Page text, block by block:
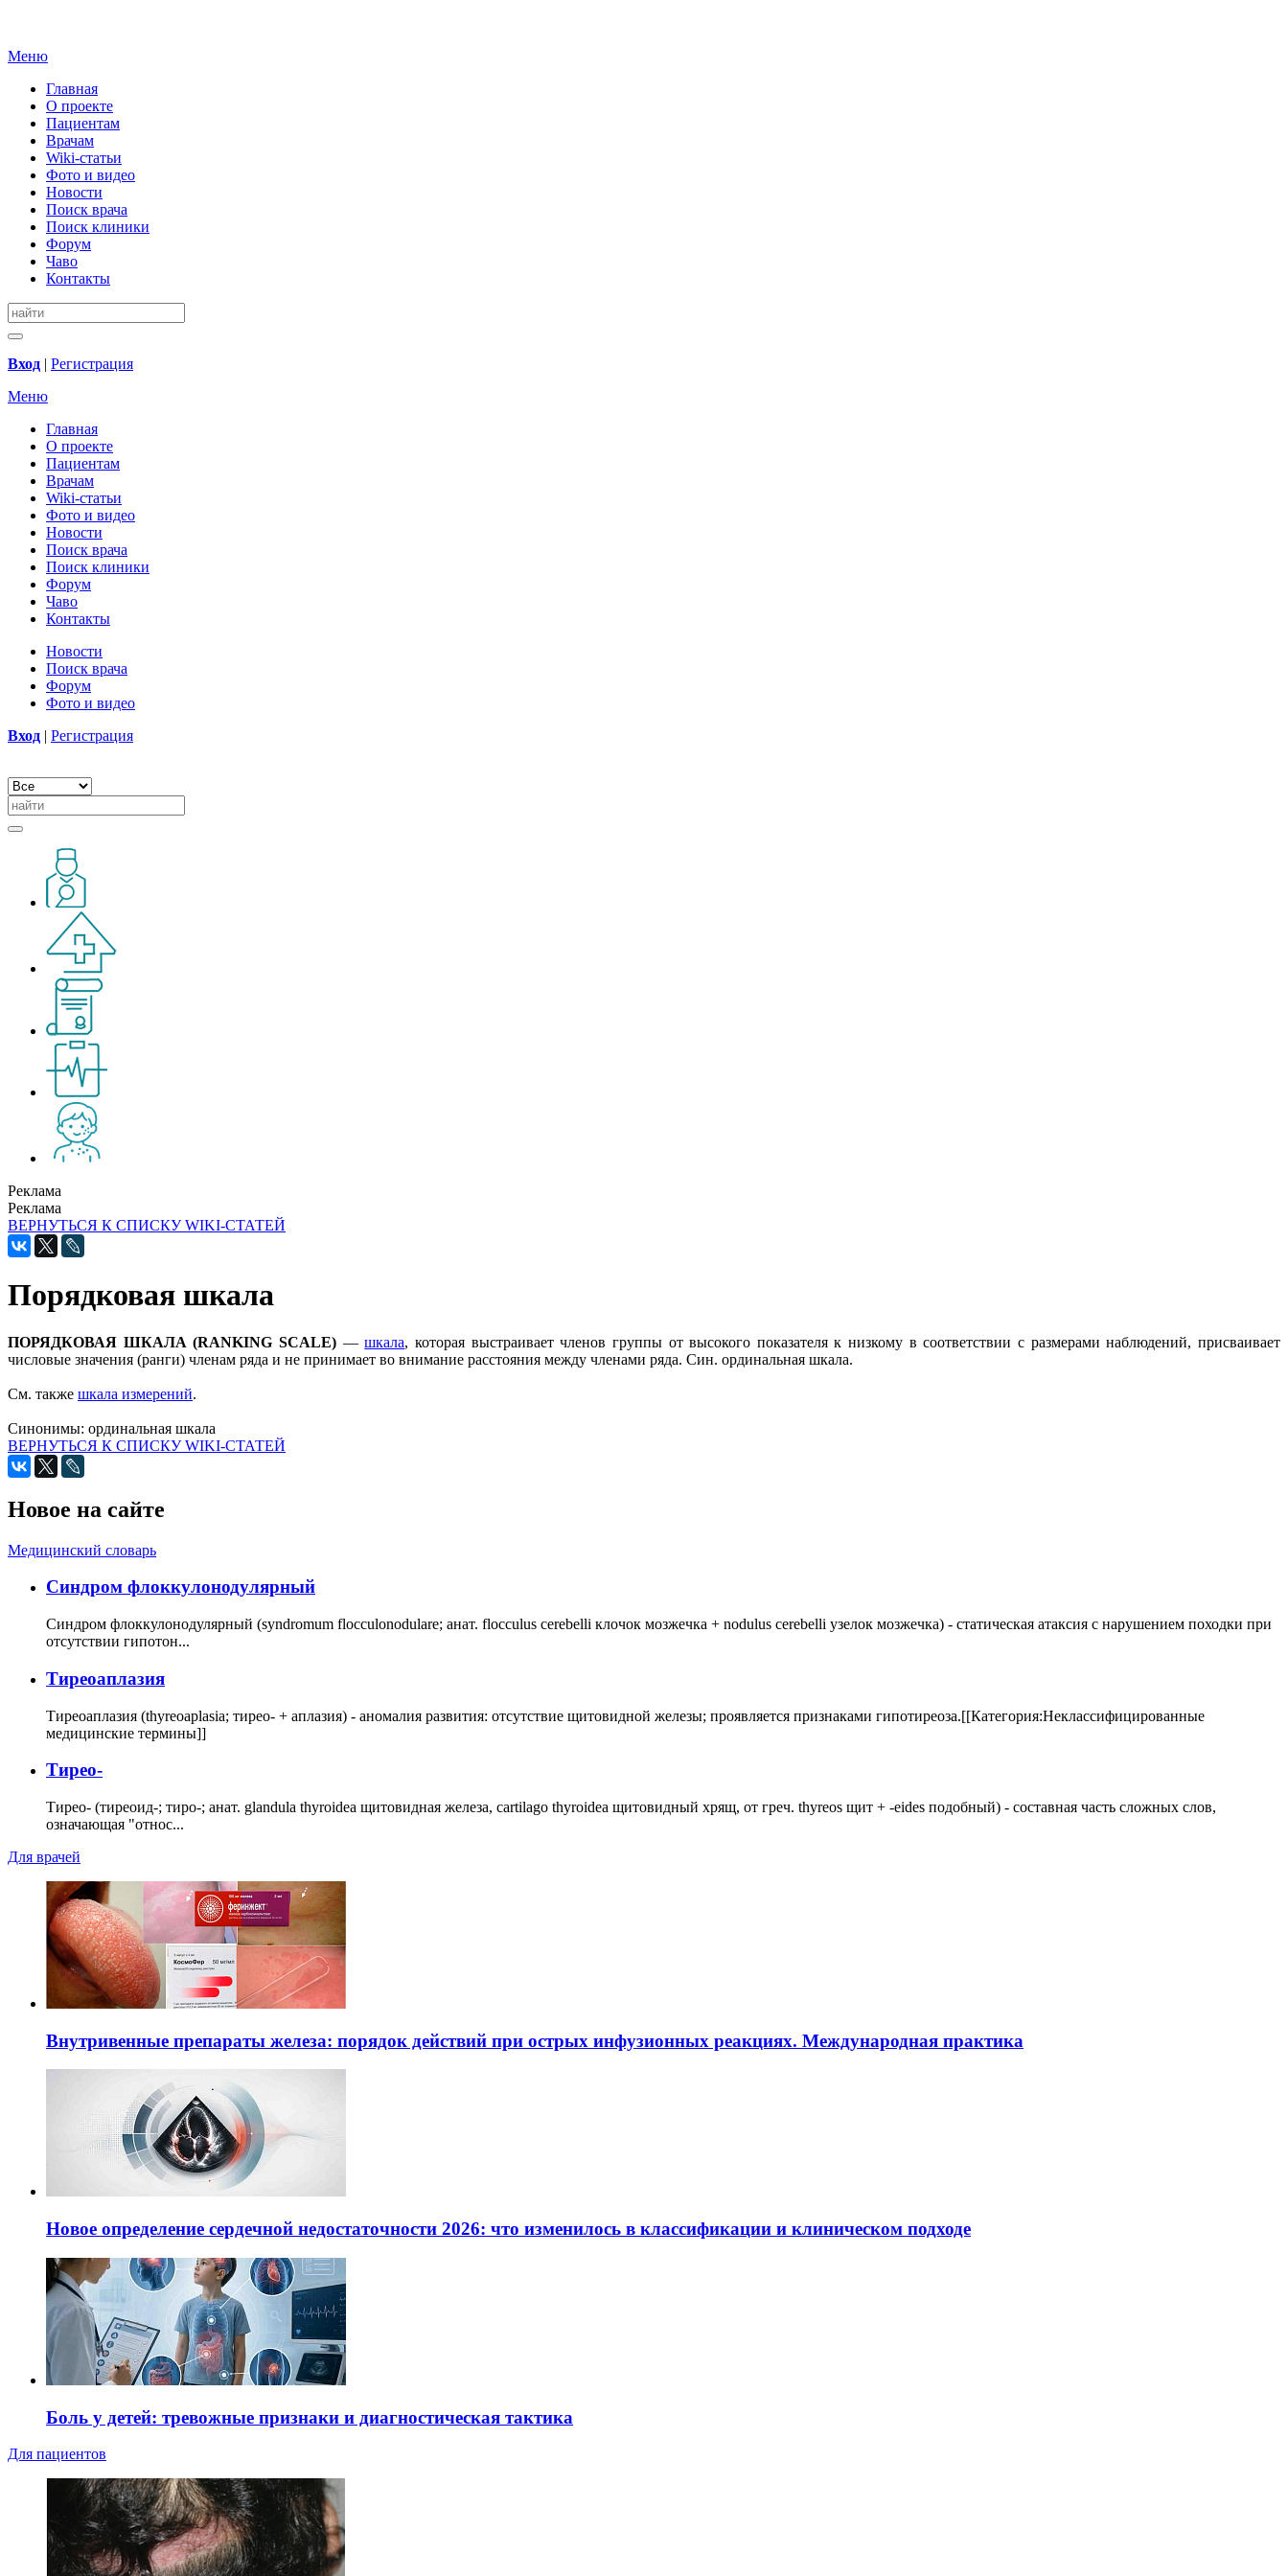
Меню
Главная
О проекте
Пациентам
Врачам
Wiki-статьи
Фото и видео
Новости
Поиск врача
Поиск клиники
Форум
Чаво
Контакты
Вход | Регистрация
Меню
Главная
О проекте
Пациентам
Врачам
Wiki-статьи
Фото и видео
Новости
Поиск врача
Поиск клиники
Форум
Чаво
Контакты
Новости
Поиск врача
Форум
Фото и видео
Вход | Регистрация
Реклама
Реклама
ВЕРНУТЬСЯ К СПИСКУ WIKI-СТАТЕЙ
Порядковая шкала
ПОРЯДКОВАЯ ШКАЛА (RANKING SCALE)—шкала, которая выстраивает членов группы от высокого показателя к низкому в соответствии с размерами наблюдений, присваивает
числовые значения (ранги) членам ряда и не принимает во внимание расстояния между членами ряда. Син. ординальная шкала.
См. также шкала измерений.
Синонимы: ординальная шкала
ВЕРНУТЬСЯ К СПИСКУ WIKI-СТАТЕЙ
Новое на сайте
Медицинский словарь
Cиндром флоккулонодулярный
Синдром флоккулонодулярный (syndromum flocculonodulare; анат. flocculus cerebelli клочок мозжечка + nodulus cerebelli узелок мозжечка) - статическая атаксия с нарушением походки при
отсутствии гипотон...
Тиреоаплазия
Тиреоаплазия (thyreoaplasia; тирео- + аплазия) - аномалия развития: отсутствие щитовидной железы; проявляется признаками гипотиреоза.[[Категория:Неклассифицированные
медицинские термины]]
Тирео-
Тирео- (тиреоид-; тиро-; анат. glandula thyroidea щитовидная железа, cartilago thyroidea щитовидный хрящ, от греч. thyreos щит + -eides подобный) - составная часть сложных слов,
означающая "относ...
Для врачей
Внутривенные препараты железа: порядок действий при острых инфузионных реакциях. Международная практика
Новое определение сердечной недостаточности 2026: что изменилось в классификации и клиническом подходе
Боль у детей: тревожные признаки и диагностическая тактика
Для пациентов